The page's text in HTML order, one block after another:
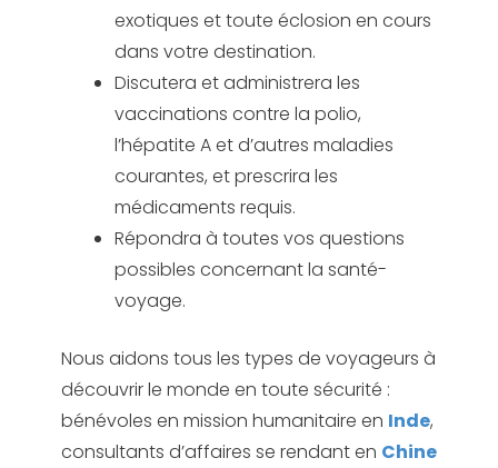
exotiques et toute éclosion en cours
dans votre destination.
Discutera et administrera les
vaccinations contre la polio,
l’hépatite A et d’autres maladies
courantes, et prescrira les
médicaments requis.
Répondra à toutes vos questions
possibles concernant la santé-
voyage.
Nous aidons tous les types de voyageurs à
découvrir le monde en toute sécurité :
bénévoles en mission humanitaire en Inde,
consultants d’affaires se rendant en Chine